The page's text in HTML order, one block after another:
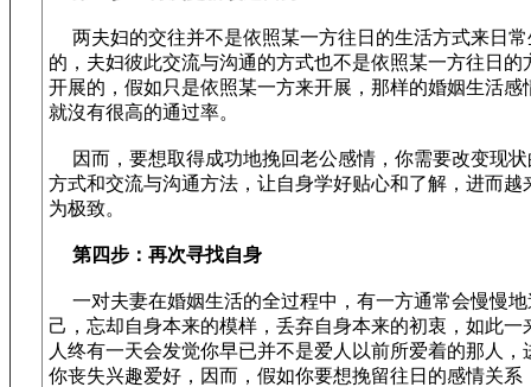
两夫妇的交往并不是依照某一方往日的生活方式来日常
的，夫妇彼此交流与沟通的方式也不是依照某一方往日的
开展的，假如只是依照某一方来开展，那样的婚姻生活感
就沒有很高的通过率。
因而，要想取得成功地挽回老公感情，你需要改变现状
方式和交流与沟通方法，让自身学好贴心和了解，进而越
为极致。
第四步：再次寻找自身
一对夫妻在婚姻生活的全过程中，有一方通常会慢慢地
己，忘却自身本来的模样，丢弃自身本来的初衷，如此一
人终有一天会发觉你早已并不是爱人以前所爱着的那人，
你丧失兴趣爱好，因而，假如你要想挽留往日的感情关系